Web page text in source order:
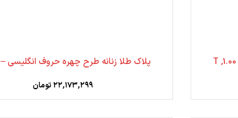
پلاک طلا زنانه طرح چهره حروف انگلیسی – 1.00, A
۲۲,۱۷۳,۲۹۹تومان